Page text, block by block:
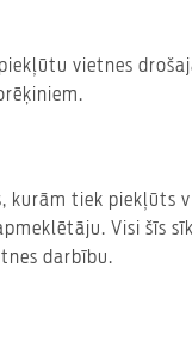
vietnes
kurām tiek piekļūts
Visi šīs
darbību.